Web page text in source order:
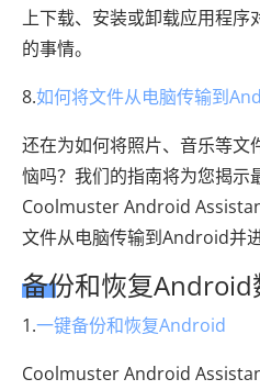
上下载、安装或卸载应用程序
的事情。
8.如何将文件从电脑传输到
还在为如何将照片、音乐等
恼吗？我们的指南将为您揭示
Coolmuster Android
文件从电脑传输到Android并进
备份和恢复Android
1.一键备份和恢复Android
Coolmuster Android